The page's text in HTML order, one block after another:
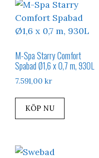
M-Spa Starry Comfort
Spabad Ø1,6 x 0,7 m, 930L
7.591,00 kr
KÖP NU